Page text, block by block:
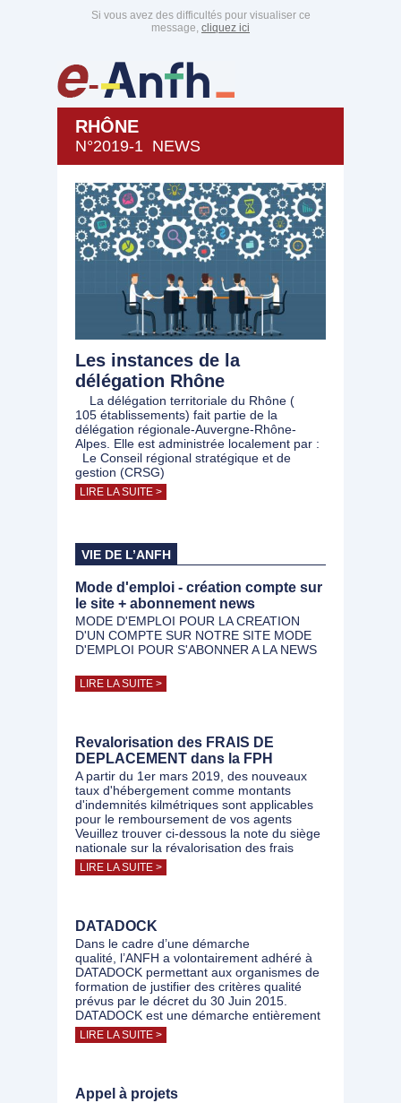
Si vous avez des difficultés pour visualiser ce
message, cliquez ici
RHÔNE
N°2019-1 NEWS
Les instances de la
délégation Rhône
La délégation territoriale du Rhône (
105 établissements) fait partie de la
délégation régionale-Auvergne-Rhône-
Alpes. Elle est administrée localement par :
Le Conseil régional stratégique et de
gestion (CRSG)
LIRE LA SUITE >
VIE DE L’ANFH
Mode d'emploi - création compte sur
le site + abonnement news
MODE D'EMPLOI POUR LA CREATION
D'UN COMPTE SUR NOTRE SITE MODE
D'EMPLOI POUR S'ABONNER A LA NEWS
LIRE LA SUITE >
Revalorisation des FRAIS DE
DEPLACEMENT dans la FPH
A partir du 1er mars 2019, des nouveaux
taux d'hébergement comme montants
d'indemnités kilmétriques sont applicables
pour le remboursement de vos agents
Veuillez trouver ci-dessous la note du siège
nationale sur la révalorisation des frais
LIRE LA SUITE >
DATADOCK
Dans le cadre d’une démarche
qualité, l’ANFH a volontairement adhéré à
DATADOCK permettant aux organismes de
formation de justifier des critères qualité
prévus par le décret du 30 Juin 2015.
DATADOCK est une démarche entièrement
LIRE LA SUITE >
Appel à projets